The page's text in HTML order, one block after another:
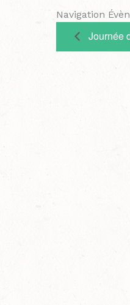
Navigation
Journée